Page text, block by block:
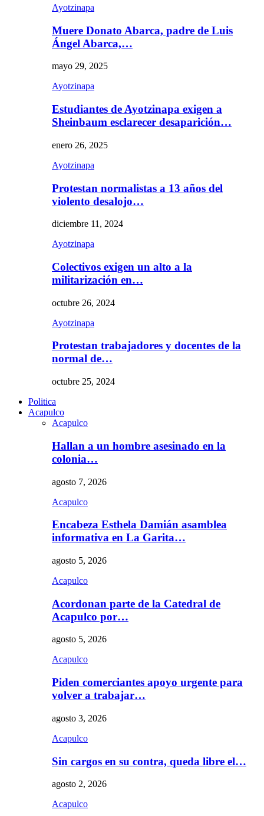
Ayotzinapa
Muere Donato Abarca, padre de Luis
Ángel Abarca,…
mayo 29, 2025
Ayotzinapa
Estudiantes de Ayotzinapa exigen a
Sheinbaum esclarecer desaparición…
enero 26, 2025
Ayotzinapa
Protestan normalistas a 13 años del
violento desalojo…
diciembre 11, 2024
Ayotzinapa
Colectivos exigen un alto a la
militarización en…
octubre 26, 2024
Ayotzinapa
Protestan trabajadores y docentes de la
normal de…
octubre 25, 2024
Politica
Acapulco
Acapulco
Hallan a un hombre asesinado en la
colonia…
agosto 7, 2026
Acapulco
Encabeza Esthela Damián asamblea
informativa en La Garita…
agosto 5, 2026
Acapulco
Acordonan parte de la Catedral de
Acapulco por…
agosto 5, 2026
Acapulco
Piden comerciantes apoyo urgente para
volver a trabajar…
agosto 3, 2026
Acapulco
Sin cargos en su contra, queda libre el…
agosto 2, 2026
Acapulco